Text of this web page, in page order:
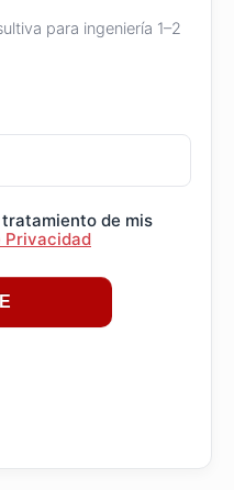
para ingeniería 1–2